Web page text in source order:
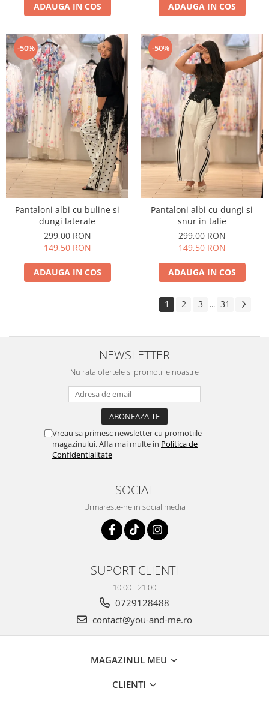
ADAUGA IN COS ADAUGA IN COS
-50%
Pantaloni albi cu buline si
dungi laterale
299,00 RON
149,50 RON
ADAUGA IN COS
-50%
Pantaloni albi cu dungi si
snur in talie
299,00 RON
149,50 RON
ADAUGA IN COS
1 2 3 ... 31
NEWSLETTER
Nu rata ofertele si promotiile noastre
Vreau sa primesc newsletter cu promotiile
magazinului. Afla mai multe in Politica de
Confidentialitate
SOCIAL
Urmareste-ne in social media
SUPORT CLIENTI
10:00 - 21:00
0729128488
contact@you-and-me.ro
MAGAZINUL MEU
CLIENTI